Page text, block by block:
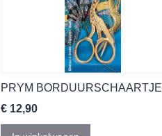
PRYM BORDUURSCHAARTJE
€ 12,90